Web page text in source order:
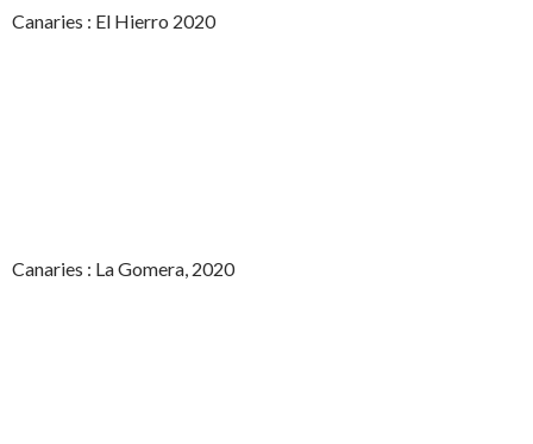
Canaries : El Hierro 2020
Canaries : La Gomera, 2020